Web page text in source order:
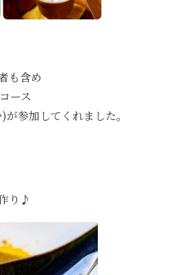
も含め
ース
参加してくれました。
り♪